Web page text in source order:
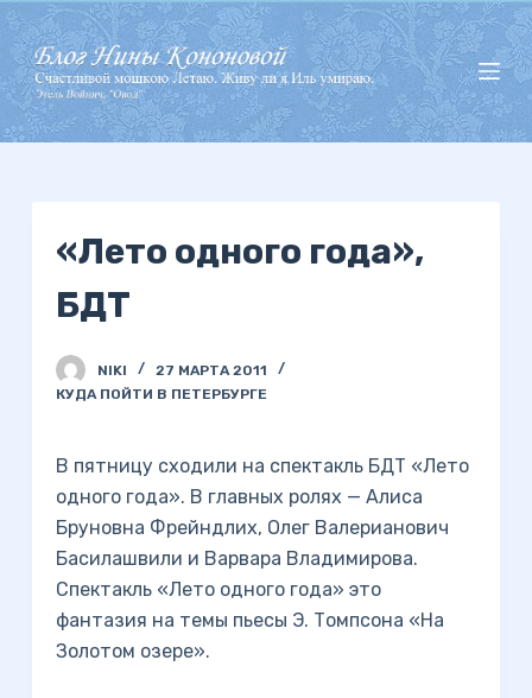
П
е
р
е
й
«Лето одного года»,
БДТ
NIKI
27 МАРТА 2011
КУДА ПОЙТИ В ПЕТЕРБУРГЕ
В пятницу сходили на спектакль БДТ «Лето
одного года». В главных ролях — Алиса
Бруновна Фрейндлих, Олег Валерианович
Басилашвили и Варвара Владимирова.
Спектакль «Лето одного года» это
фантазия на темы пьесы Э. Томпсона «На
Золотом озере».